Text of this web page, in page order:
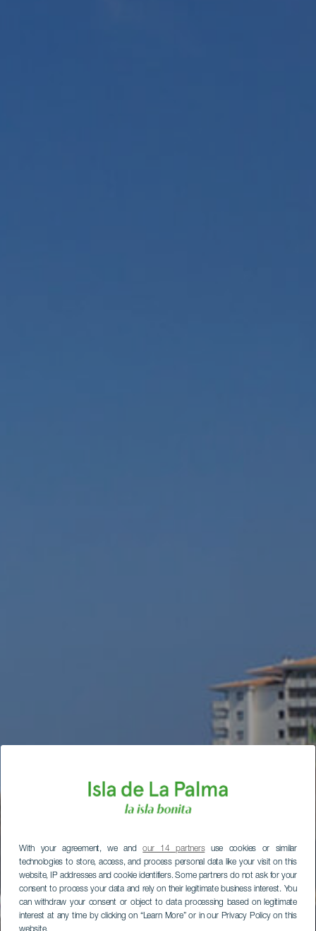
With your agreement, we andour 14 partnersuse cookies or similar
technologies to store, access, and process personal data like your visit on this
website, IP addresses and cookie identifiers. Some partners do not ask for your
consent to process your data and rely on their legitimate business interest. You
can withdraw your consent or object to data processing based on legitimate
interest at any time by clicking on “Learn More” or in our Privacy Policy on this